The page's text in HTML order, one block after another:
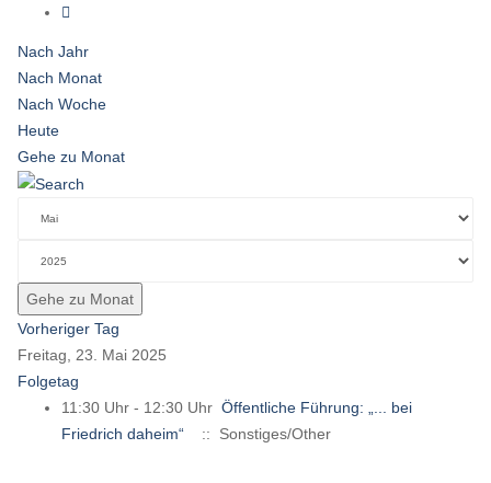
Nach Jahr
Nach Monat
Nach Woche
Heute
Gehe zu Monat
Gehe zu Monat
Vorheriger Tag
Freitag, 23. Mai 2025
Folgetag
11:30 Uhr - 12:30 Uhr Öffentliche Führung: „... bei
Friedrich daheim“
:: Sonstiges/Other